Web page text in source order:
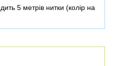
5 метрів нитки (колір на